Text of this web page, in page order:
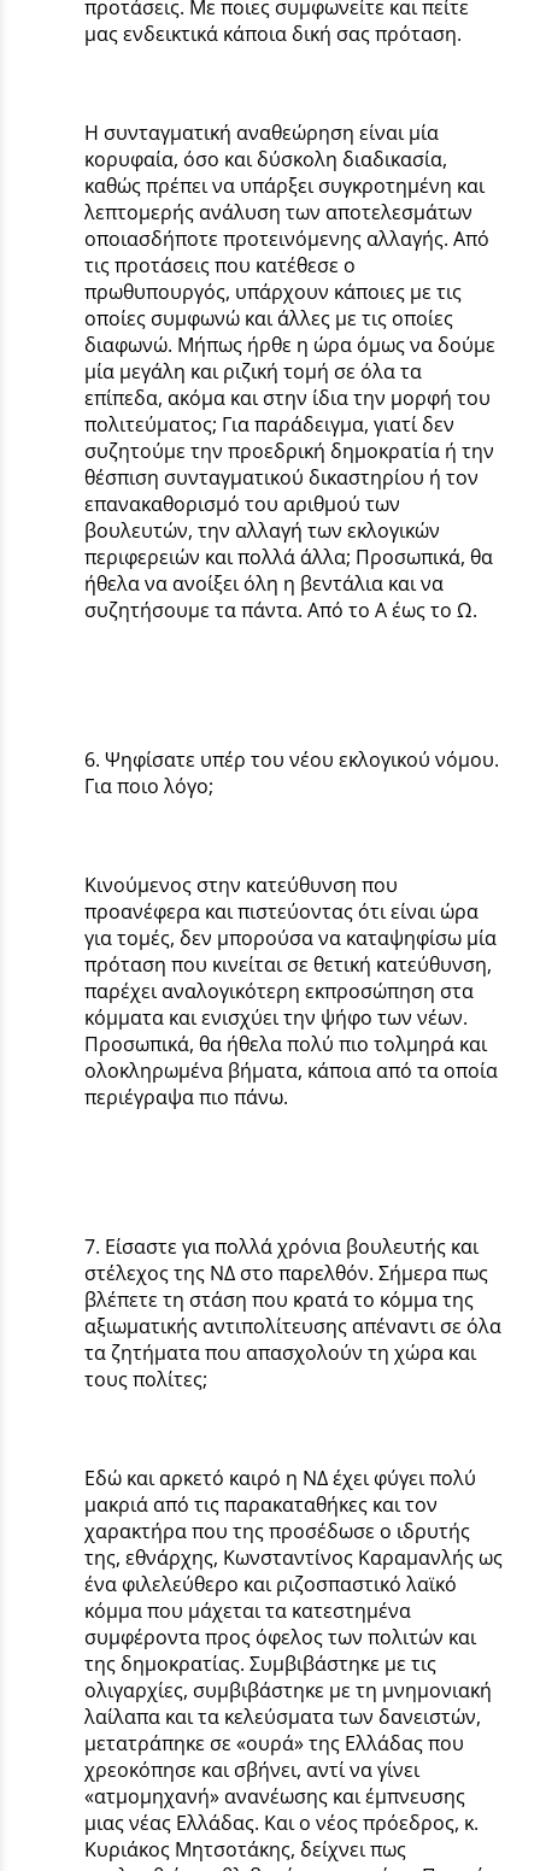
προτάσεις. Με ποιες συμφωνείτε και πείτε
μας ενδεικτικά κάποια δική σας πρόταση.
Η συνταγματική αναθεώρηση είναι μία
κορυφαία, όσο και δύσκολη διαδικασία,
καθώς πρέπει να υπάρξει συγκροτημένη και
λεπτομερής ανάλυση των αποτελεσμάτων
οποιασδήποτε προτεινόμενης αλλαγής. Από
τις προτάσεις που κατέθεσε ο
πρωθυπουργός, υπάρχουν κάποιες με τις
οποίες συμφωνώ και άλλες με τις οποίες
διαφωνώ. Μήπως ήρθε η ώρα όμως να δούμε
μία μεγάλη και ριζική τομή σε όλα τα
επίπεδα, ακόμα και στην ίδια την μορφή του
πολιτεύματος; Για παράδειγμα, γιατί δεν
συζητούμε την προεδρική δημοκρατία ή την
θέσπιση συνταγματικού δικαστηρίου ή τον
επανακαθορισμό του αριθμού των
βουλευτών, την αλλαγή των εκλογικών
περιφερειών και πολλά άλλα; Προσωπικά, θα
ήθελα να ανοίξει όλη η βεντάλια και να
συζητήσουμε τα πάντα. Από το Α έως το Ω.
6. Ψηφίσατε υπέρ του νέου εκλογικού νόμου.
Για ποιο λόγο;
Κινούμενος στην κατεύθυνση που
προανέφερα και πιστεύοντας ότι είναι ώρα
για τομές, δεν μπορούσα να καταψηφίσω μία
πρόταση που κινείται σε θετική κατεύθυνση,
παρέχει αναλογικότερη εκπροσώπηση στα
κόμματα και ενισχύει την ψήφο των νέων.
Προσωπικά, θα ήθελα πολύ πιο τολμηρά και
ολοκληρωμένα βήματα, κάποια από τα οποία
περιέγραψα πιο πάνω.
7. Είσαστε για πολλά χρόνια βουλευτής και
στέλεχος της ΝΔ στο παρελθόν. Σήμερα πως
βλέπετε τη στάση που κρατά το κόμμα της
αξιωματικής αντιπολίτευσης απέναντι σε όλα
τα ζητήματα που απασχολούν τη χώρα και
τους πολίτες;
Εδώ και αρκετό καιρό η ΝΔ έχει φύγει πολύ
μακριά από τις παρακαταθήκες και τον
χαρακτήρα που της προσέδωσε ο ιδρυτής
της, εθνάρχης, Κωνσταντίνος Καραμανλής ως
ένα φιλελεύθερο και ριζοσπαστικό λαϊκό
κόμμα που μάχεται τα κατεστημένα
συμφέροντα προς όφελος των πολιτών και
της δημοκρατίας. Συμβιβάστηκε με τις
ολιγαρχίες, συμβιβάστηκε με τη μνημονιακή
λαίλαπα και τα κελεύσματα των δανειστών,
μετατράπηκε σε «ουρά» της Ελλάδας που
χρεοκόπησε και σβήνει, αντί να γίνει
«ατμομηχανή» ανανέωσης και έμπνευσης
μιας νέας Ελλάδας. Και ο νέος πρόεδρος, κ.
Κυριάκος Μητσοτάκης, δείχνει πως